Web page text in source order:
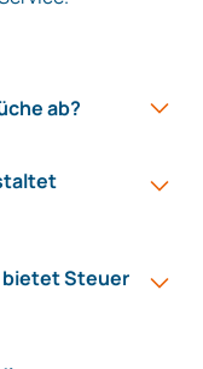
ab?
Unsere
Dank
Raumgröße,
Abläufen
bietet Steuer